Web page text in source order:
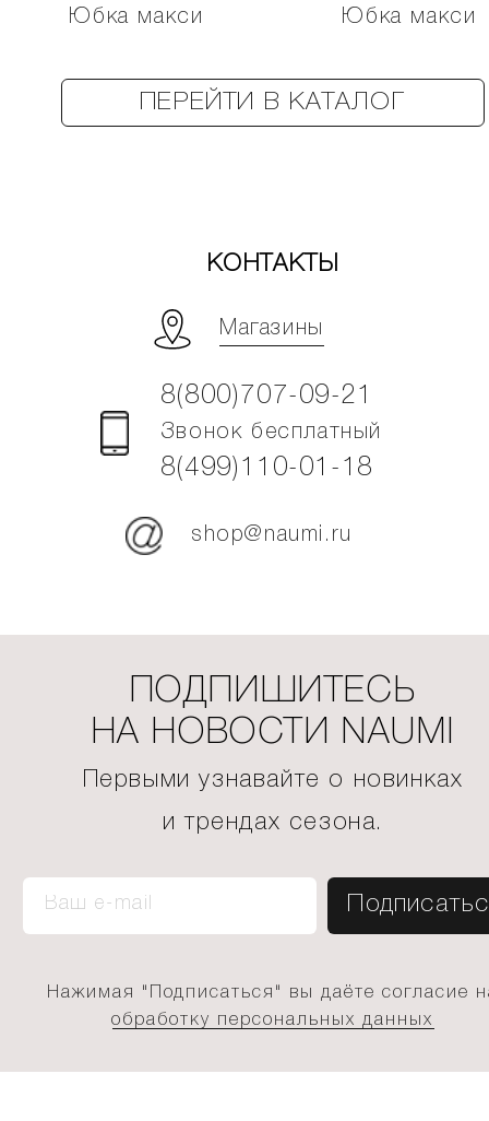
Юбка макси Юбка макси
ПЕРЕЙТИ В КАТАЛОГ
КОНТАКТЫ
Магазины
8(800)707-09-21
Звонок бесплатный
8(499)110-01-18
shop@naumi.ru
ПОДПИШИТЕСЬ
НА НОВОСТИ NAUMI
Первыми узнавайте о новинках
и трендах сезона.
Нажимая "Подписаться" вы даёте согласие
обработку персональных данных